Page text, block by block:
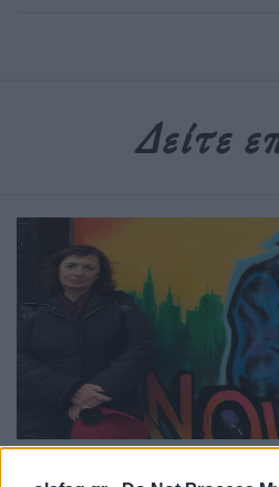
Δείτε
Συνεντεύξεις